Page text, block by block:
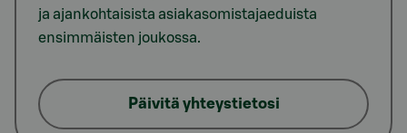
ja ajankohtaisista asiakasomistajaeduista
ensimmäisten joukossa.
Päivitä yhteystietosi